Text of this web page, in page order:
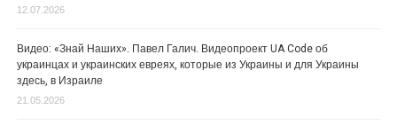
12.07.2026
Видео: «Знай Наших». Павел Галич. Видеопроект UA Code об
украинцах и украинских евреях, которые из Украины и для Украины
здесь, в Израиле
21.05.2026